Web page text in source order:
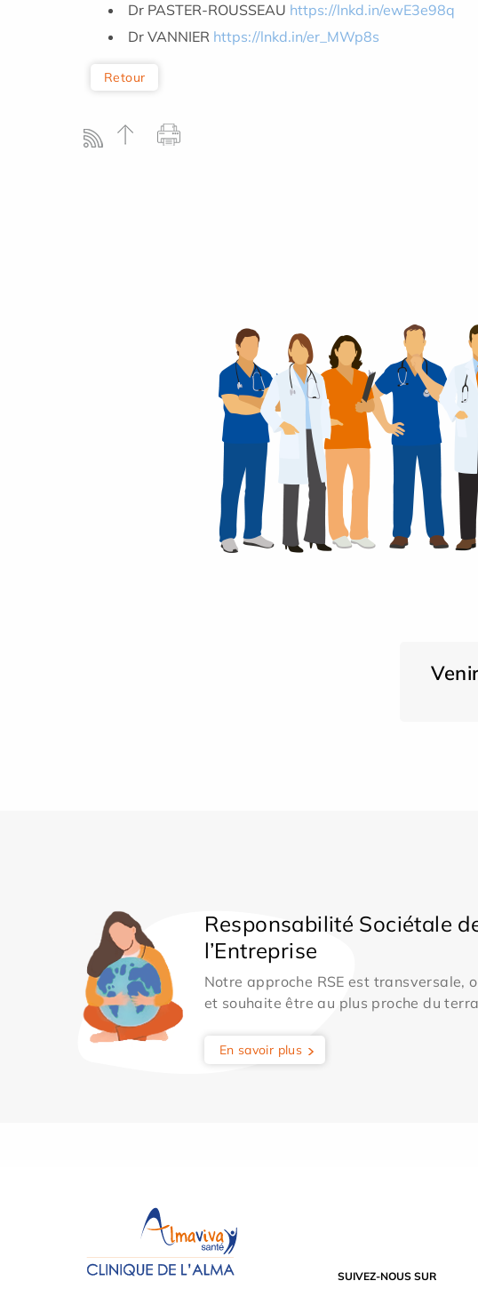
Dr PASTER-ROUSSEAU https://lnkd.in/ewE3e98q
Dr VANNIER https://lnkd.in/er_MWp8s
Retour
Responsabilité Sociétale
l’Entreprise
Notre approche RSE est transversale,
et souhaite être au plus proche du
En savoir plus
SUIVEZ-NOUS SUR